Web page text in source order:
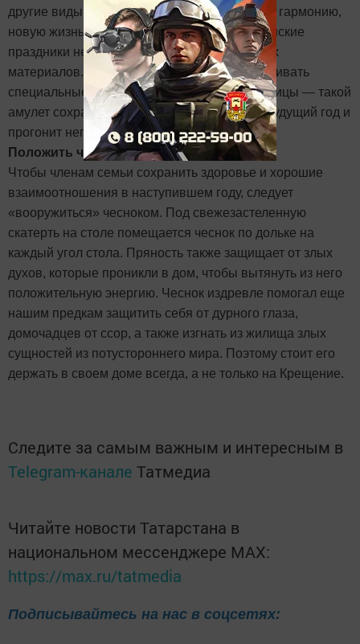
другие виды зерна, символизирует достаток, гармонию,
новую жизнь, поэтому с давних пор христианские
праздники не обходятся без оберегов из этих
материалов. На Крещение принято изготавливать
специальные букеты из прошлогодней пшеницы — такой
амулет сохранит в доме гармонию на весь будущий год и
прогонит негатив.
Положить чеснок под скатерть
Чтобы членам семьи сохранить здоровье и хорошие
взаимоотношения в наступившем году, следует
«вооружиться» чесноком. Под свежезастеленную
скатерть на столе помещается чеснок по дольке на
каждый угол стола. Пряность также защищает от злых
духов, которые проникли в дом, чтобы вытянуть из него
положительную энергию. Чеснок издревле помогал еще
нашим предкам защитить себя от дурного глаза,
домочадцев от ссор, а также изгнать из жилища злых
сущностей из потустороннего мира. Поэтому стоит его
держать в своем доме всегда, а не только на Крещение.
Следите за самым важным и интересным в
Telegram-канале Татмедиа
Читайте новости Татарстана в
национальном мессенджере MАХ:
https://max.ru/tatmedia
Подписывайтесь на нас в соцсетях: